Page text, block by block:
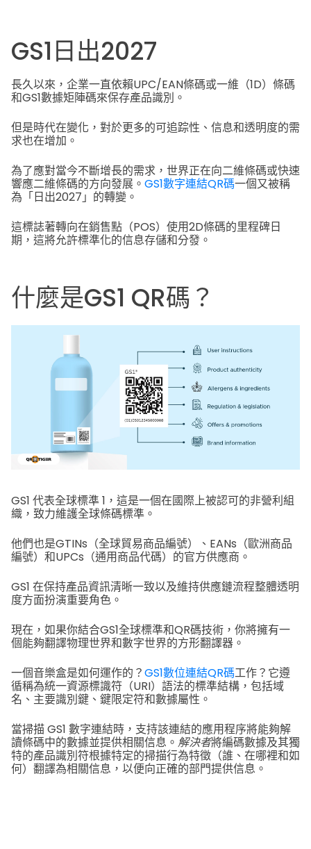
GS1日出2027
長久以來，企業一直依賴UPC/EAN條碼或一維（1D）條碼
和GS1數據矩陣碼來保存產品識別。
但是時代在變化，對於更多的可追踪性、信息和透明度的需
求也在增加。
為了應對當今不斷增長的需求，世界正在向二維條碼或快速
響應二維條碼的方向發展。 GS1數字連結QR碼一個又被稱
為「日出2027」的轉變。
這標誌著轉向在銷售點（POS）使用2D條碼的里程碑日
期，這將允許標準化的信息存儲和分發。
什麼是GS1 QR碼？
GS1 代表全球標準 1，這是一個在國際上被認可的非營利組
織，致力維護全球條碼標準。
他們也是GTINs（全球貿易商品編號）、EANs（歐洲商品
編號）和UPCs（通用商品代碼）的官方供應商。
GS1 在保持產品資訊清晰一致以及維持供應鏈流程整體透明
度方面扮演重要角色。
現在，如果你結合GS1全球標準和QR碼技術，你將擁有一
個能夠翻譯物理世界和數字世界的方形翻譯器。
一個音樂盒是如何運作的？GS1數位連結QR碼工作？它遵
循稱為統一資源標識符（URI）語法的標準結構，包括域
名、主要識別鍵、鍵限定符和數據屬性。
當掃描 GS1 數字連結時，支持該連結的應用程序將能夠解
讀條碼中的數據並提供相關信息。 解決者將編碼數據及其獨
特的產品識別符根據特定的掃描行為特徵（誰、在哪裡和如
何）翻譯為相關信息，以便向正確的部門提供信息。